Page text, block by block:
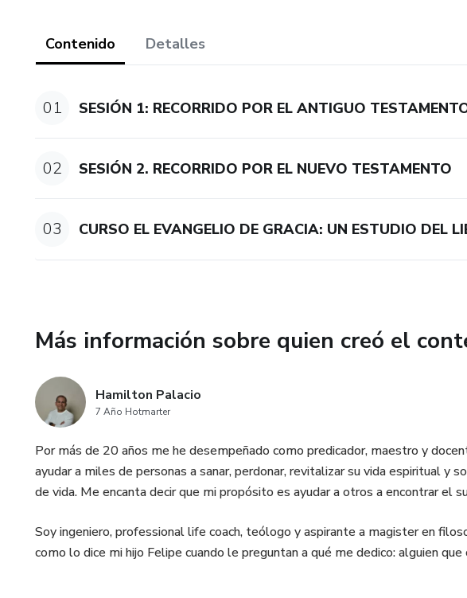
Contenido Detalles
01 SESIÓN 1: RECORRIDO POR EL ANTIGUO
02 SESIÓN 2. RECORRIDO POR EL NUEVO TESTAMENTO
03 CURSO EL EVANGELIO DE GRACIA: UN ESTUDIO DEL
Más información sobre quien creó el
Hamilton Palacio
7 Año Hotmarter
Por más de 20 años me he desempeñado como predicador, maestro y
ayudar a miles de personas a sanar, perdonar, revitalizar su vida espiritual y
de vida. Me encanta decir que mi propósito es ayudar a otros a encontrar el
Soy ingeniero, professional life coach, teólogo y aspirante a magister en
como lo dice mi hijo Felipe cuando le preguntan a qué me dedico: alguien que